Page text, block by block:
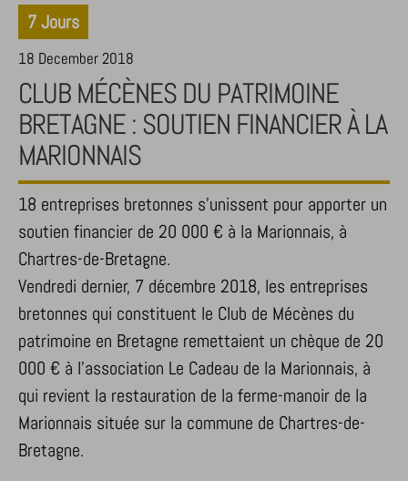
7 Jours
18 December 2018
CLUB MÉCÈNES DU PATRIMOINE
BRETAGNE : SOUTIEN FINANCIER À LA
MARIONNAIS
18 entreprises bretonnes s'unissent pour apporter un
soutien financier de 20 000 € à la Marionnais, à
Chartres-de-Bretagne.
Vendredi dernier, 7 décembre 2018, les entreprises
bretonnes qui constituent le Club de Mécènes du
patrimoine en Bretagne remettaient un chèque de 20
000 € à l'association Le Cadeau de la Marionnais, à
qui revient la restauration de la ferme-manoir de la
Marionnais située sur la commune de Chartres-de-
Bretagne.